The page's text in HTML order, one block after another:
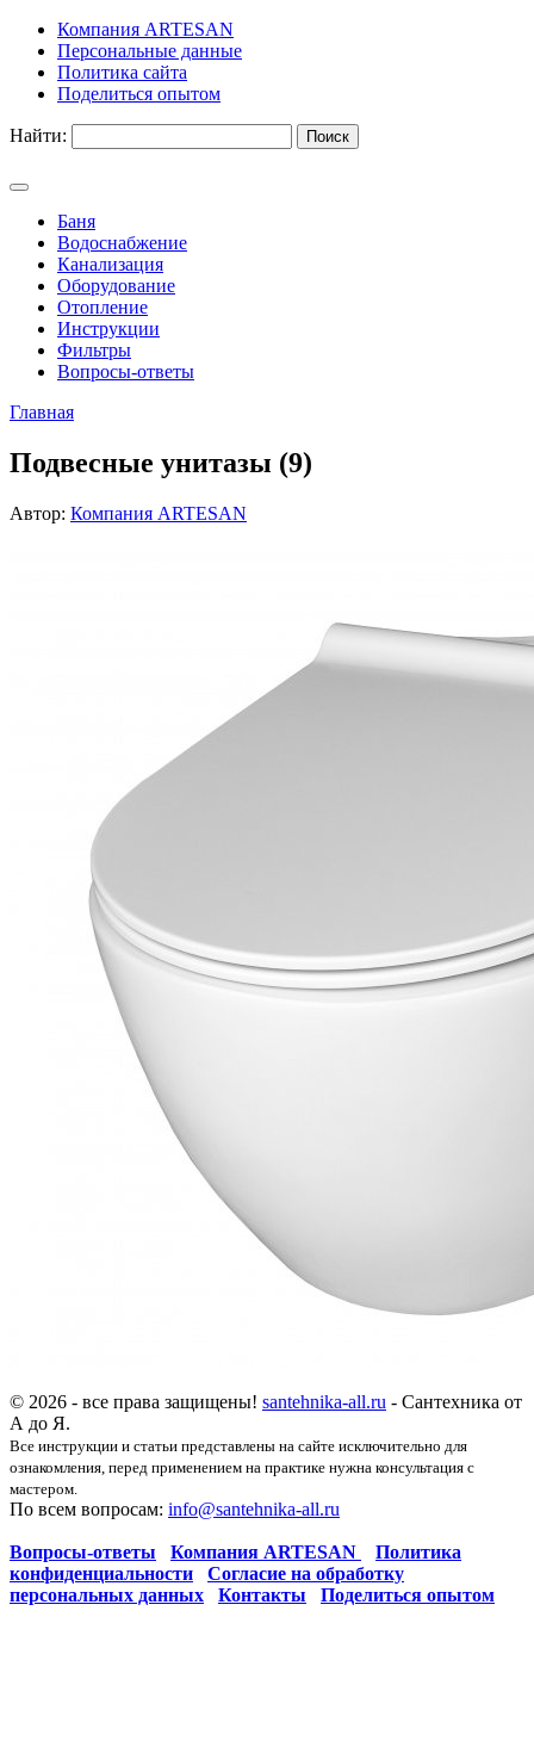
Компания ARTESAN
Персональные данные
Политика сайта
Поделиться опытом
Найти:
Баня
Водоснабжение
Канализация
Оборудование
Отопление
Инструкции
Фильтры
Вопросы-ответы
Главная
Подвесные унитазы (9)
Автор: Компания ARTESAN
© 2026 - все права защищены! santehnika-all.ru - Сантехника от
А до Я.
Все инструкции и статьи представлены на сайте исключительно для
ознакомления, перед применением на практике нужна консультация с
мастером.
По всем вопросам: info@santehnika-all.ru
Вопросы-ответы Компания ARTESAN
Политика
конфиденциальности
Согласие на обработку
персональных данных
Контакты Поделиться опытом